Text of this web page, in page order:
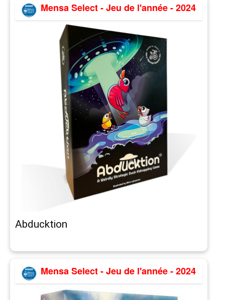
Mensa Select - Jeu de l'année - 2024
Abducktion
Mensa Select - Jeu de l'année - 2024